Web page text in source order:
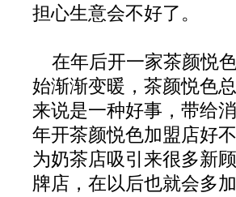
担心生意会不好了。
在年后开一家茶颜悦
始渐渐变暖，茶颜悦色
来说是一种好事，带给
年开茶颜悦色加盟店好
为奶茶店吸引来很多新
牌店，在以后也就会多